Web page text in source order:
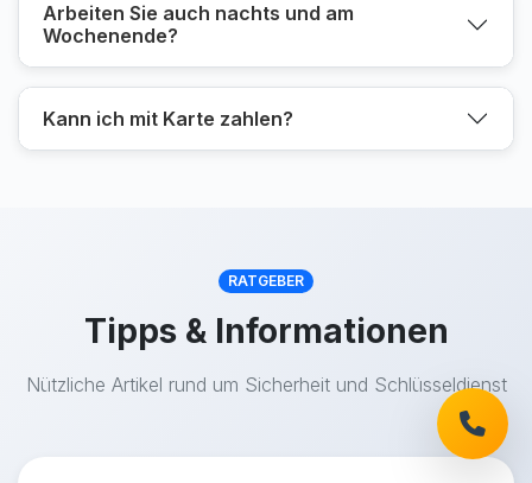
Arbeiten Sie auch nachts und am
Wochenende?
Kann ich mit Karte zahlen?
RATGEBER
Tipps & Informationen
Nützliche Artikel rund um Sicherheit und Schlüsseldienst